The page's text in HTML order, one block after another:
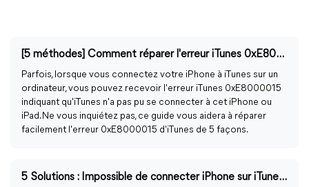
[5 méthodes] Comment réparer l'erreur iTunes 0xE8000015 ?
Parfois, lorsque vous connectez votre iPhone à iTunes sur un
ordinateur, vous pouvez recevoir l'erreur iTunes 0xE8000015
indiquant qu'iTunes n'a pas pu se connecter à cet iPhone ou
iPad. Ne vous inquiétez pas, ce guide vous aidera à réparer
facilement l'erreur 0xE8000015 d'iTunes de 5 façons.
5 Solutions : Impossible de connecter iPhone sur iTunes - FoneTool